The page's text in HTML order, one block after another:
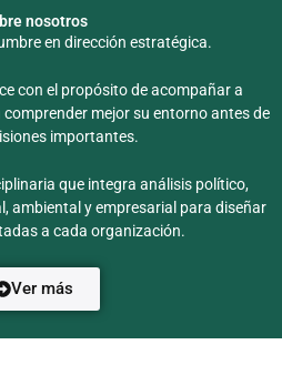
nosotros
en dirección estratégica.
con el propósito de acompañar a
mejor su entorno antes de
importantes.
que integra análisis político,
ambiental y empresarial para diseñar
a cada organización.
Ver más